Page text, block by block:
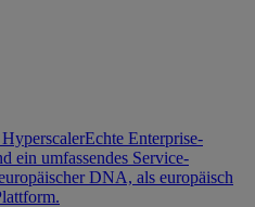
Echte Enterprise-
ein umfassendes Service-
DNA, als europäisch